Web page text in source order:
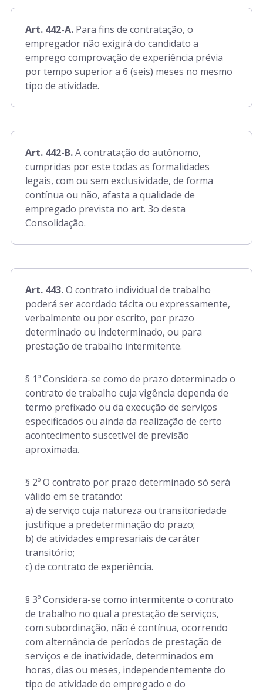
Art. 442-A. Para fins de contratação, o
empregador não exigirá do candidato a
emprego comprovação de experiência prévia
por tempo superior a 6 (seis) meses no mesmo
tipo de atividade.
Art. 442-B.A contratação do autônomo,
cumpridas por este todas as formalidades
legais, com ou sem exclusividade, de forma
contínua ou não, afasta a qualidade de
empregado prevista no art. 3o desta
Consolidação.
Art. 443.O contrato individual de trabalho
poderá ser acordado tácita ou expressamente,
verbalmente ou por escrito, por prazo
determinado ou indeterminado, ou para
prestação de trabalho intermitente.
§ 1º Considera-se como de prazo determinado o
contrato de trabalho cuja vigência dependa de
termo prefixado ou da execução de serviços
especificados ou ainda da realização de certo
acontecimento suscetível de previsão
aproximada.
§ 2º O contrato por prazo determinado só será
válido em se tratando:
a) de serviço cuja natureza ou transitoriedade
justifique a predeterminação do prazo;
b) de atividades empresariais de caráter
transitório;
c) de contrato de experiência.
§ 3º Considera-se como intermitente o contrato
de trabalho no qual a prestação de serviços,
com subordinação, não é contínua, ocorrendo
com alternância de períodos de prestação de
serviços e de inatividade, determinados em
horas, dias ou meses, independentemente do
tipo de atividade do empregado e do